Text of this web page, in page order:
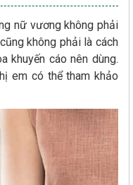
nữ vương không phải
không phải là cách
khuyến cáo nên dùng.
em có thể tham khảo